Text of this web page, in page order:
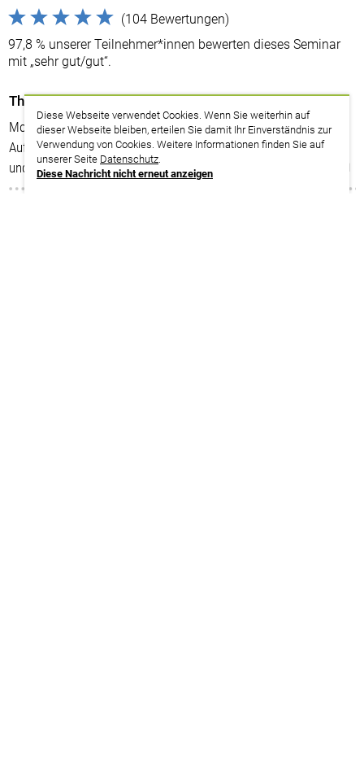
Diese Webseite verwendet Cookies. Wenn Sie weiterhin auf
dieser Webseite bleiben, erteilen Sie damit Ihr Einverständnis zur
Verwendung von Cookies. Weitere Informationen finden Sie auf
unserer Seite Datenschutz.
Diese Nachricht nicht erneut anzeigen
(104 Bewertungen)
97,8 % unserer Teilnehmer*innen bewerten dieses Seminar
mit „sehr gut/gut“.
Themenplan
Mobbing: Erkennen, verstehen und aktiv verhindern
Aufbauseminar: Rolle der gesetzlichen Interessenvertretung
und Inhalte betrieblicher Regelungen